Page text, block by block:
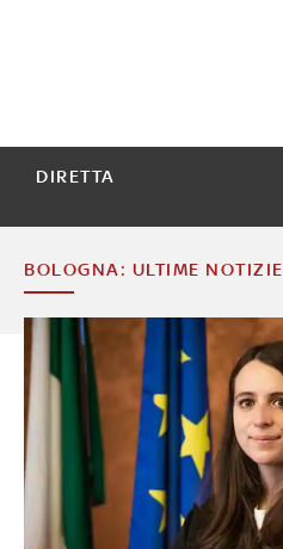
DIRETTA
BOLOGNA: ULTIME NOTIZIE